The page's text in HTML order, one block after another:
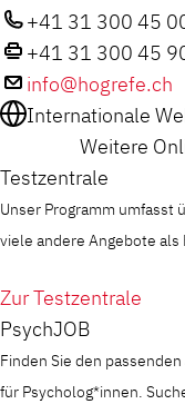
+41 31 300 45
+41 31 300 45
info@hogrefe.ch
Internationale
Weitere
Testzentrale
Unser Programm umfasst
viele andere Angebote als
Zur Testzentrale
PsychJOB
Finden Sie den
für Psycholog*innen.